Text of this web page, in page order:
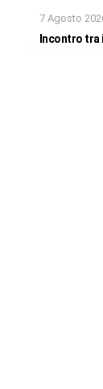
7 Agosto
Incontro tra